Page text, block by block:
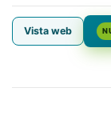
Vista web